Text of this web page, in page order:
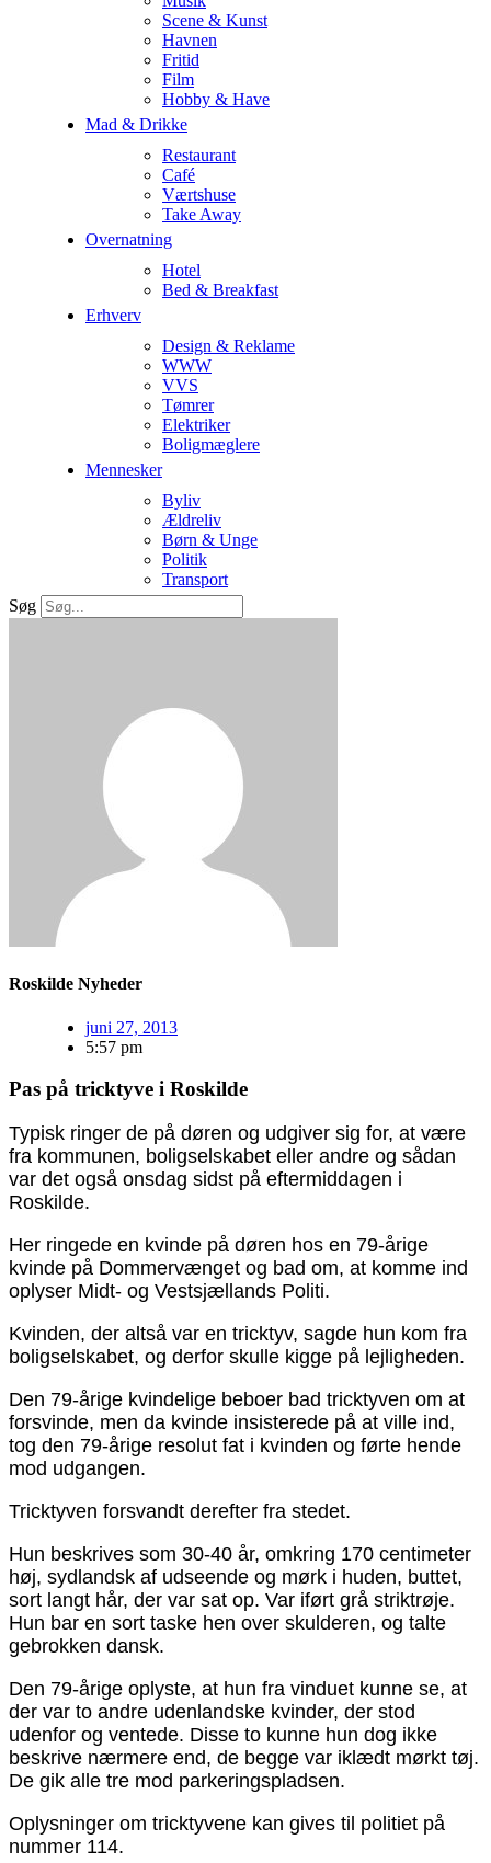
Scene & Kunst
Havnen
Fritid
Film
Hobby & Have
Mad & Drikke
Restaurant
Café
Værtshuse
Take Away
Overnatning
Hotel
Bed & Breakfast
Erhverv
Design & Reklame
WWW
VVS
Tømrer
Elektriker
Boligmæglere
Mennesker
Byliv
Ældreliv
Børn & Unge
Politik
Transport
Søg
Roskilde Nyheder
juni 27, 2013
5:57 pm
Pas på tricktyve i Roskilde
Typisk ringer de på døren og udgiver sig for, at være
fra kommunen, boligselskabet eller andre og sådan
var det også onsdag sidst på eftermiddagen i
Roskilde.
Her ringede en kvinde på døren hos en 79-årige
kvinde på Dommervænget og bad om, at komme ind
oplyser Midt- og Vestsjællands Politi.
Kvinden, der altså var en tricktyv, sagde hun kom fra
boligselskabet, og derfor skulle kigge på lejligheden.
Den 79-årige kvindelige beboer bad tricktyven om at
forsvinde, men da kvinde insisterede på at ville ind,
tog den 79-årige resolut fat i kvinden og førte hende
mod udgangen.
Tricktyven forsvandt derefter fra stedet.
Hun beskrives som 30-40 år, omkring 170 centimeter
høj, sydlandsk af udseende og mørk i huden, buttet,
sort langt hår, der var sat op. Var iført grå striktrøje.
Hun bar en sort taske hen over skulderen, og talte
gebrokken dansk.
Den 79-årige oplyste, at hun fra vinduet kunne se, at
der var to andre udenlandske kvinder, der stod
udenfor og ventede. Disse to kunne hun dog ikke
beskrive nærmere end, de begge var iklædt mørkt tøj.
De gik alle tre mod parkeringspladsen.
Oplysninger om tricktyvene kan gives til politiet på
nummer 114.